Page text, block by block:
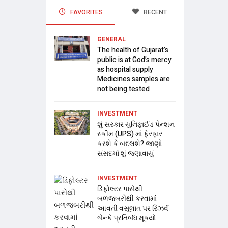
FAVORITES RECENT
GENERAL
The health of Gujarat’s
public is at God’s mercy
as hospital supply
Medicines samples are
not being tested
INVESTMENT
શું સરકાર યુનિફાઈડ પેન્શન
સ્કીમ (UPS) માં ફેરફાર
કરશે કે બદલશે? જાણો
સંસદમાં શું જણાવાયું
INVESTMENT
ડિફોલ્ટર પાસેથી
બળજબરીથી કરવામાં
આવતી વસૂલાત પર રિઝર્વ
બેન્કે પ્રતિબંધ મૂક્યો